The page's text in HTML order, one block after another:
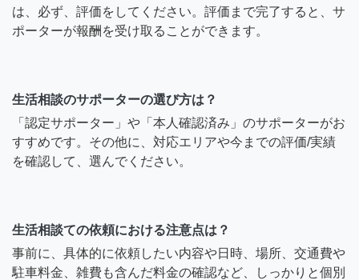
は、必ず、評価をしてください。評価まで完了すると、サ
ポーターが報酬を受け取ることができます。
生活相談のサポーターの選び方は？
「認定サポーター」や「本人確認済み」のサポーターがお
すすめです。その他に、対応エリアや今までの評価/実績
を確認して、選んでください。
生活相談ての依頼における注意点は？
事前に、具体的に依頼したい内容や日時、場所、交通費や
駐車料金、雑費も含んだ料金の確認など、しっかりと個別